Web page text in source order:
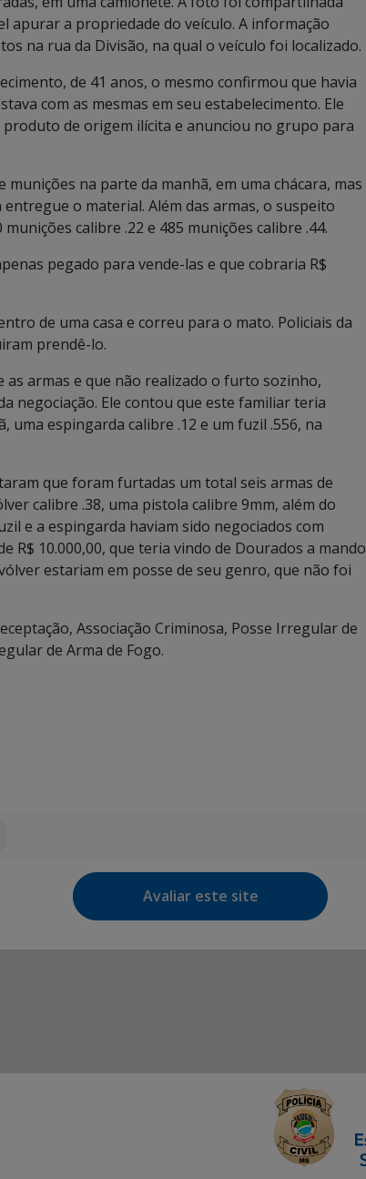
apurar a propriedade do veículo. A informação
na rua da Divisão, na qual o veículo foi localizado.
de 41 anos, o mesmo confirmou que havia
com as mesmas em seu estabelecimento. Ele
de origem ilícita e anunciou no grupo para
na parte da manhã, em uma chácara, mas
o material. Além das armas, o suspeito
calibre .22 e 485 munições calibre .44.
pegado para vende-las e que cobraria R$
de uma casa e correu para o mato. Policiais da
prendê-lo.
armas e que não realizado o furto sozinho,
negociação. Ele contou que este familiar teria
espingarda calibre .12 e um fuzil .556, na
que foram furtadas um total seis armas de
calibre .38, uma pistola calibre 9mm, além do
e a espingarda haviam sido negociados com
R$ 10.000,00, que teria vindo de Dourados a mando
estariam em posse de seu genro, que não foi
Associação Criminosa, Posse Irregular de
de Arma de Fogo.
Avaliar este site